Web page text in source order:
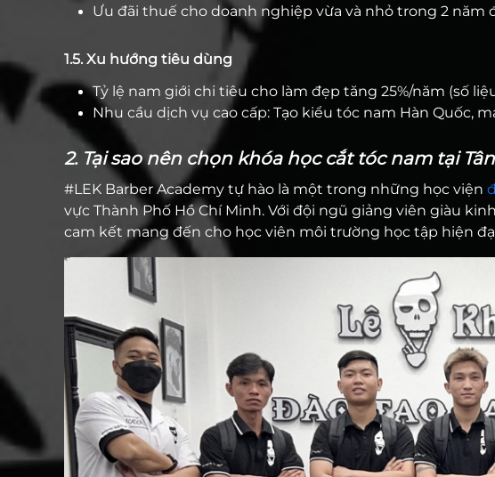
Ưu đãi thuế cho doanh nghiệp vừa và nhỏ trong 2 năm
1.5. Xu hướng tiêu dùng
Tỷ lệ nam giới chi tiêu cho làm đẹp tăng 25%/năm (số
Nhu cầu dịch vụ cao cấp: Tạo kiểu tóc nam Hàn Quốc,
2. Tại sao nên chọn khóa học cắt tóc nam tại
#LEK Barber Academy tự hào là một trong những học viện
vực Thành Phố Hồ Chí Minh. Với đội ngũ giảng viên giàu
cam kết mang đến cho học viên môi trường học tập hiện